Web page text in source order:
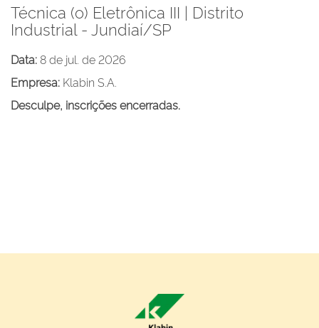
Técnica (o) Eletrônica III | Distrito
Industrial - Jundiaí/SP
Data:8 de jul. de 2026
Empresa: Klabin S.A.
Desculpe, inscrições encerradas.